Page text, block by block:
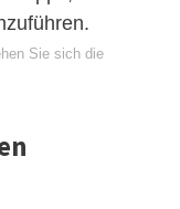
Sie sich die